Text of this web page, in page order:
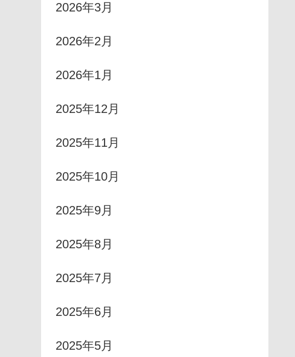
2026年3月
2026年2月
2026年1月
2025年12月
2025年11月
2025年10月
2025年9月
2025年8月
2025年7月
2025年6月
2025年5月